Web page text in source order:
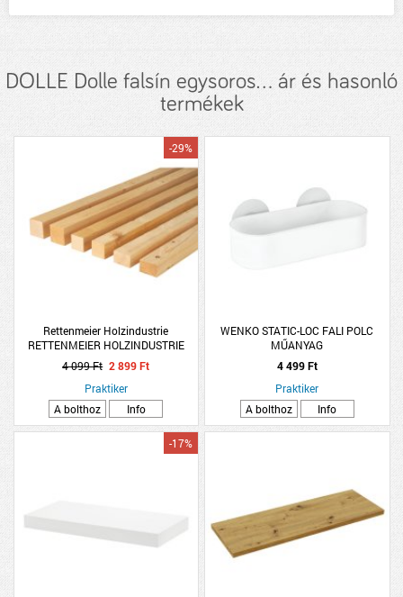
DOLLE Dolle falsín egysoros... ár és hasonló
termékek
Rettenmeier Holzindustrie
RETTENMEIER HOLZINDUSTRIE
FEHÉRFA FŰRÉSZELT FENYŐ
GERENDA 48 X 48 X 3000 MM
-29%
4 099 Ft 2 899 Ft
Praktiker
A bolthoz
Info
WENKO STATIC-LOC FALI POLC
MŰANYAG
4 499 Ft
Praktiker
A bolthoz
Info
-17%